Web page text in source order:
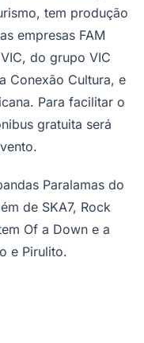
tem produção
empresas FAM
do grupo VIC
Conexão Cultura, e
Para facilitar o
gratuita será
Paralamas do
de SKA7, Rock
Of a Down e a
e Pirulito.